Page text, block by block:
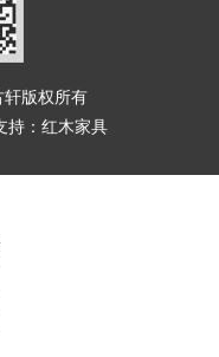
版权所有
： 红木家具